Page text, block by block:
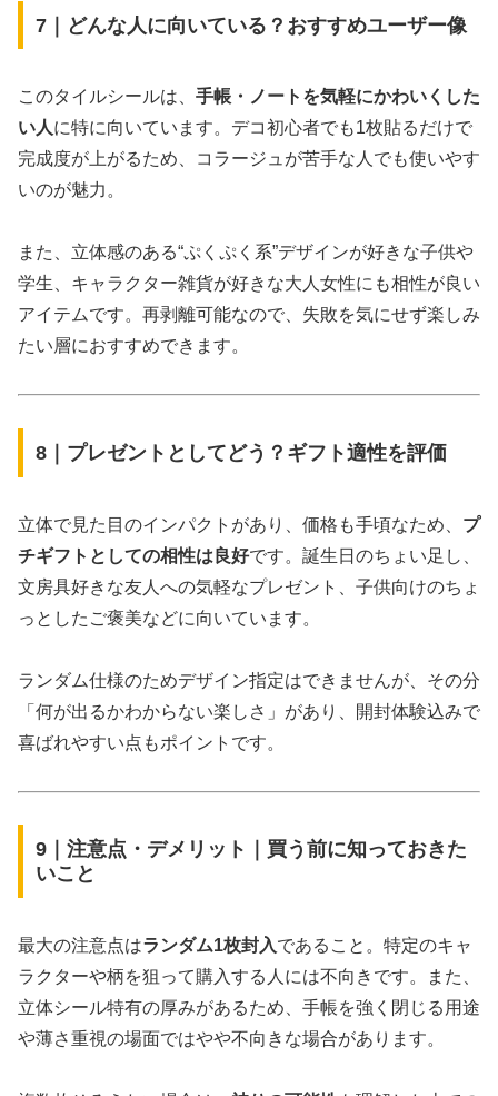
7｜どんな人に向いている？おすすめユーザー像
このタイルシールは、 手帳・ノートを気軽にかわいくした
い人に特に向いています。デコ初心者でも1枚貼るだけで
完成度が上がるため、コラージュが苦手な人でも使いやす
いのが魅力。
また、立体感のある“ぷくぷく系”デザインが好きな子供や
学生、キャラクター雑貨が好きな大人女性にも相性が良い
アイテムです。再剥離可能なので、失敗を気にせず楽しみ
たい層におすすめできます。
8｜プレゼントとしてどう？ギフト適性を評価
立体で見た目のインパクトがあり、価格も手頃なため、 プ
チギフトとしての相性は良好です。誕生日のちょい足し、
文房具好きな友人への気軽なプレゼント、子供向けのちょ
っとしたご褒美などに向いています。
ランダム仕様のためデザイン指定はできませんが、その分
「何が出るかわからない楽しさ」があり、開封体験込みで
喜ばれやすい点もポイントです。
9｜注意点・デメリット｜買う前に知っておきた
いこと
最大の注意点はランダム1枚封入であること。特定のキャ
ラクターや柄を狙って購入する人には不向きです。また、
立体シール特有の厚みがあるため、手帳を強く閉じる用途
や薄さ重視の場面ではやや不向きな場合があります。